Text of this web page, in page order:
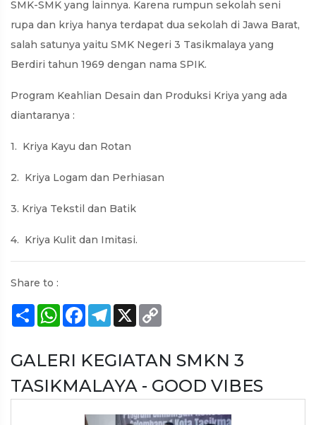
SMK-SMK yang lainnya. Karena rumpun sekolah seni
rupa dan kriya hanya terdapat dua sekolah di Jawa Barat,
salah satunya yaitu SMK Negeri 3 Tasikmalaya yang
Berdiri tahun 1969 dengan nama SPIK.
Program Keahlian Desain dan Produksi Kriya yang ada
diantaranya :
1. Kriya Kayu dan Rotan
2. Kriya Logam dan Perhiasan
3. Kriya Tekstil dan Batik
4. Kriya Kulit dan Imitasi.
Share to :
ShareWhatsApp
FacebookTelegram
X
GALERI KEGIATAN SMKN 3
TASIKMALAYA - GOOD VIBES